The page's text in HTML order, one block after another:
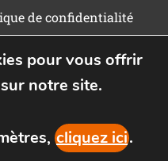
de confidentialité
pour vous offrir
notre site.
cliquez ici.